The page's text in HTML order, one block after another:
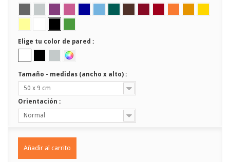
Elige tu color de pared :
Tamaño - medidas (ancho x alto) :
50 x 9 cm
Orientación :
Normal
Añadir al carrito